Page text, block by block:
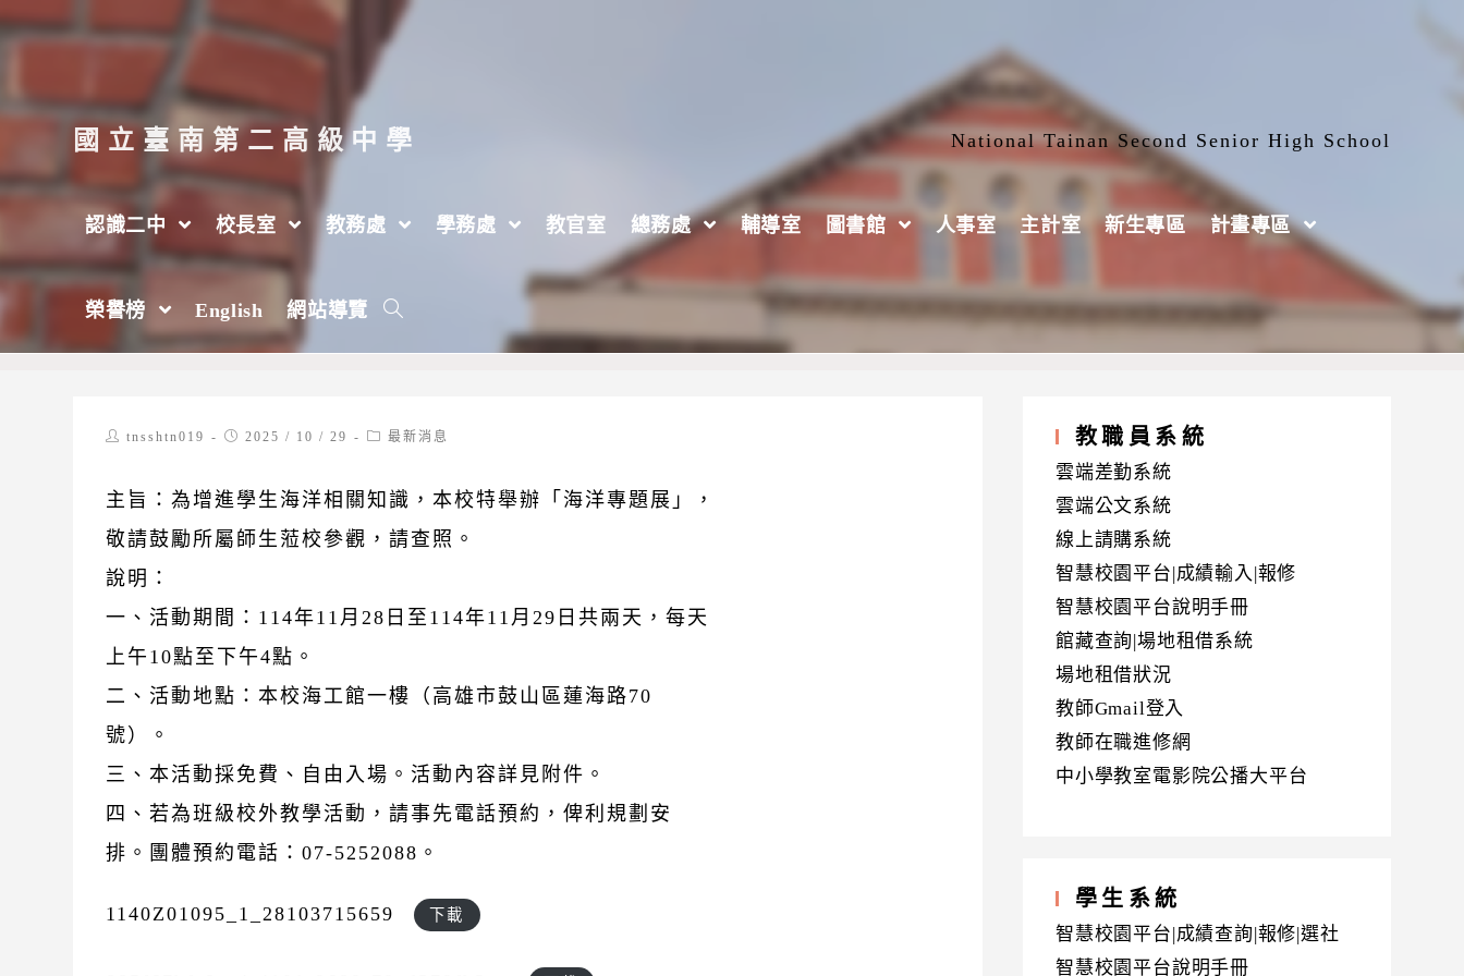
跳
至
要
內
容
國立臺南第二高級中學 National Tainan Second Senior High School
認識二中 校長室 教務處 學務處 教官室 總務處 輔導室 圖書館 人事室 主計室 新生專區 計畫專區
榮譽榜 English 網站導覽
國立中山大學舉辦「海洋專題展」
2025 年 > 10 月 > 29 日
Posttnsshtn019
Post2025 / 10 / 29
Post最新消息
主旨：為增進學生海洋相關知識，本校特舉辦「海洋專題展」，
敬請鼓勵所屬師生蒞校參觀，請查照。
說明：
一、活動期間：114年11月28日至114年11月29日共兩天，每天
上午10點至下午4點。
二、活動地點：本校海工館一樓（高雄市鼓山區蓮海路70
號）。
三、本活動採免費、自由入場。活動內容詳見附件。
四、若為班級校外教學活動，請事先電話預約，俾利規劃安
排。團體預約電話：07-5252088。
1140Z01095_1_28103715659 下載
教職員系統
雲端差勤系統
雲端公文系統
線上請購系統
智慧校園平台|成績輸入|報修
智慧校園平台說明手冊
館藏查詢|場地租借系統
場地租借狀況
教師Gmail登入
教師在職進修網
中小學教室電影院公播大平台
學生系統
智慧校園平台|成績查詢|報修|選社
智慧校園平台說明手冊